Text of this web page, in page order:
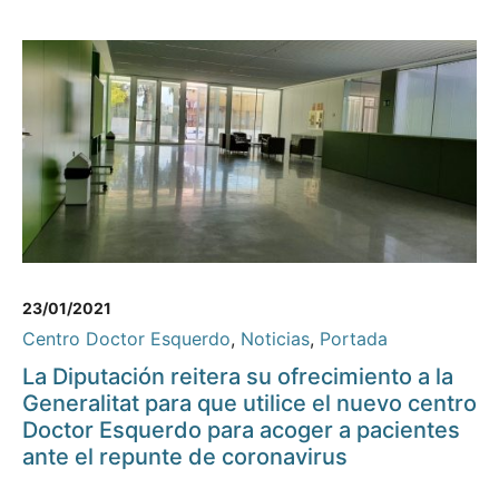
23/01/2021
Centro Doctor Esquerdo, Noticias, Portada
La Diputación reitera su ofrecimiento a la
Generalitat para que utilice el nuevo centro
Doctor Esquerdo para acoger a pacientes
ante el repunte de coronavirus